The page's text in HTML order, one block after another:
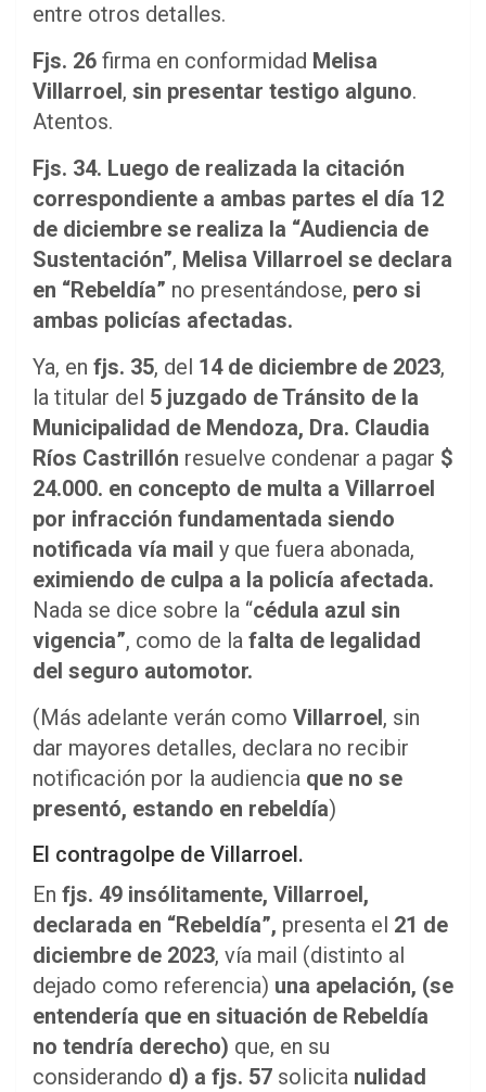
entre otros detalles.
Fjs. 26 firma en conformidad Melisa
Villarroel, sin presentar testigo alguno.
Atentos.
Fjs. 34. Luego de realizada la citación
correspondiente a ambas partes el día 12
de diciembre se realiza la “Audiencia de
Sustentación”, Melisa Villarroel se declara
en “Rebeldía” no presentándose, pero si
ambas policías afectadas.
Ya, en fjs. 35, del 14 de diciembre de 2023,
la titular del 5 juzgado de Tránsito de la
Municipalidad de Mendoza, Dra. Claudia
Ríos Castrillón resuelve condenar a pagar $
24.000. en concepto de multa a Villarroel
por infracción fundamentada siendo
notificada vía mail y que fuera abonada,
eximiendo de culpa a la policía afectada.
Nada se dice sobre la “cédula azul sin
vigencia”, como de la falta de legalidad
del seguro automotor.
(Más adelante verán como Villarroel, sin
dar mayores detalles, declara no recibir
notificación por la audiencia que no se
presentó, estando en rebeldía)
El contragolpe de Villarroel.
En fjs. 49 insólitamente, Villarroel,
declarada en “Rebeldía”, presenta el 21 de
diciembre de 2023, vía mail (distinto al
dejado como referencia) una apelación, (se
entendería que en situación de Rebeldía
no tendría derecho) que, en su
considerando d) a fjs. 57 solicita nulidad